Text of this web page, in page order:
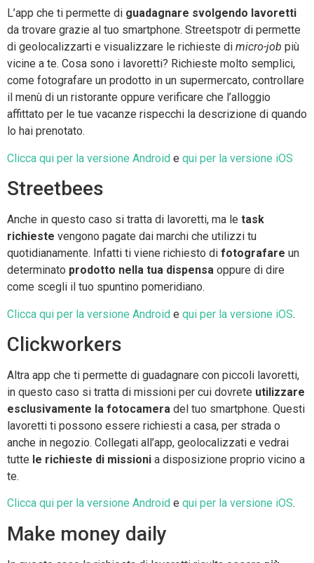
L’app che ti permette di guadagnare svolgendo lavoretti
da trovare grazie al tuo smartphone. Streetspotr di permette
di geolocalizzarti e visualizzare le richieste di micro-job più
vicine a te. Cosa sono i lavoretti? Richieste molto semplici,
come fotografare un prodotto in un supermercato, controllare
il menù di un ristorante oppure verificare che l’alloggio
affittato per le tue vacanze rispecchi la descrizione di quando
lo hai prenotato.
Clicca qui per la versione Android e qui per la versione iOS
Streetbees
Anche in questo caso si tratta di lavoretti, ma le task
richieste vengono pagate dai marchi che utilizzi tu
quotidianamente. Infatti ti viene richiesto di fotografare un
determinato prodotto nella tua dispensa oppure di dire
come scegli il tuo spuntino pomeridiano.
Clicca qui per la versione Android e qui per la versione iOS.
Clickworkers
Altra app che ti permette di guadagnare con piccoli lavoretti,
in questo caso si tratta di missioni per cui dovrete utilizzare
esclusivamente la fotocamera del tuo smartphone. Questi
lavoretti ti possono essere richiesti a casa, per strada o
anche in negozio. Collegati all’app, geolocalizzati e vedrai
tutte le richieste di missioni a disposizione proprio vicino a
te.
Clicca qui per la versione Android e qui per la versione iOS.
Make money daily